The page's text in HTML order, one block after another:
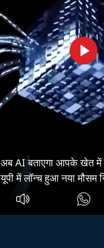
अब AI बताएगा आपके खेत में
यूपी में लॉन्च हुआ नया मौसम